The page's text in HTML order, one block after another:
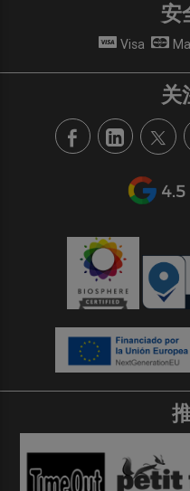
安
Visa
关